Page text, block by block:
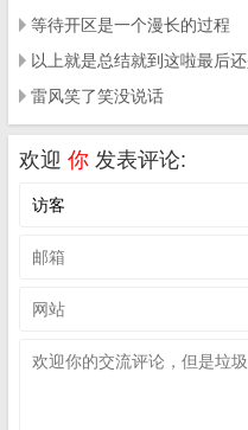
等待开区是一个漫长的过程
以上就是总结就到这啦最后
雷风笑了笑没说话
欢迎 你 发表评论: